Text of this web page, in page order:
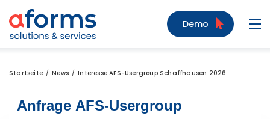
Zum Inhalt
Zum Menü
Zur Suche
Demo
Startseite News Interesse AFS-Usergroup Schaffhausen 2026